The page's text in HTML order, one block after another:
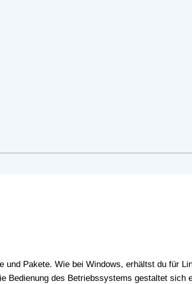
Bedienung des Betriebssystems gestaltet sich